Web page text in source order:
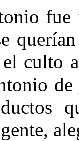
fue
culto